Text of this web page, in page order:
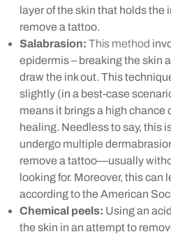
layer of the skin that holds the
remove a tattoo.
Salabrasion: This method
epidermis – breaking the skin
draw the ink out. This
slightly (in a best-case
means it brings a high chance
healing. Needless to say, this
undergo multiple
remove a tattoo—usually
looking for. Moreover, this can
according to the American
Chemical peels: Using an
the skin in an attempt to